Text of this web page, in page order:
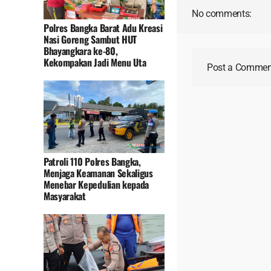
Polres Bangka Barat Adu Kreasi
Nasi Goreng Sambut HUT
Bhayangkara ke-80,
Kekompakan Jadi Menu Uta
Patroli 110 Polres Bangka,
Menjaga Keamanan Sekaligus
Menebar Kepedulian kepada
Masyarakat
No comments:
Post a